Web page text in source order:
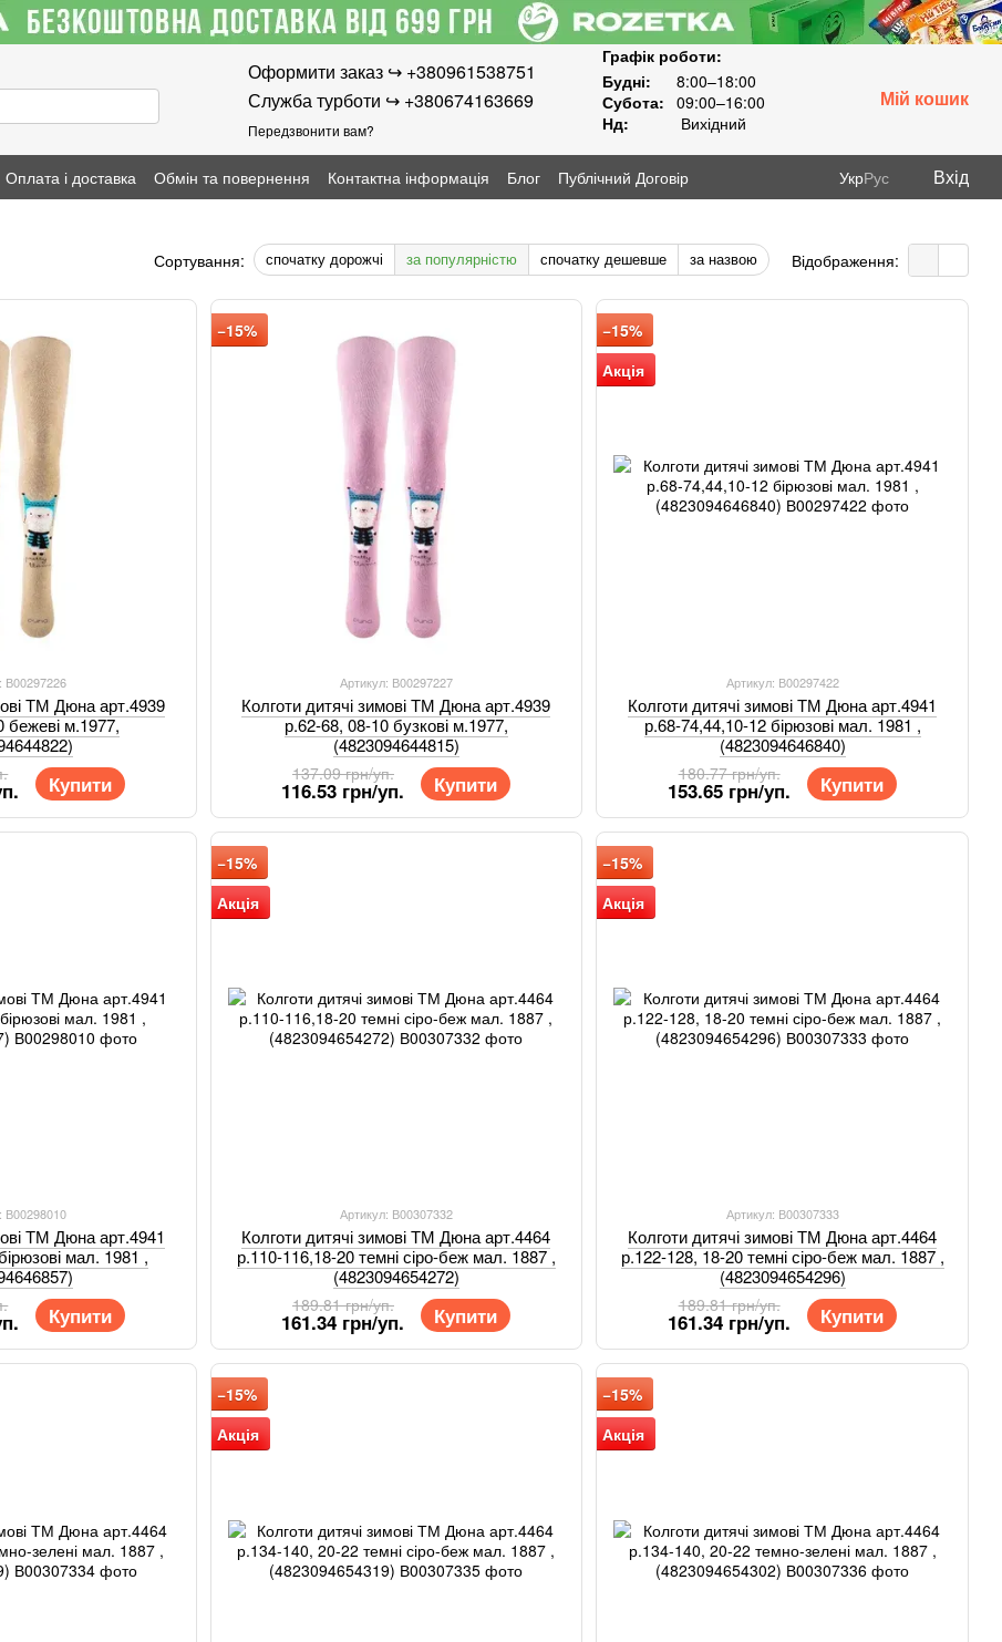
Оформити заказ ↪︎ +380961538751
Служба турботи ↪︎ +380674163669
Передзвонити вам?
Графік роботи:
Будні:
8:00–18:00
Субота: 09:00–16:00
Нд:
Вихідний
Мій кошик
Оплата і доставка Обмін та повернення Контактна інформація Блог
Публічний Договір
УкрРус Вхід
Сортування: спочатку дорожчі за популярністю спочатку дешевше за назвою Відображення:
В00297226
ТМ Дюна арт.4939
бежеві м.1977,
Купити
−15%
Артикул: В00297227
Колготи дитячі зимові ТМ Дюна арт.4939
р.62-68, 08-10 бузкові м.1977,
(4823094644815)
137.09 грн/уп.
116.53 грн/уп. Купити
−15%
Акція
Артикул: В00297422
Колготи дитячі зимові ТМ Дюна арт.4941
р.68-74,44,10-12 бірюзові мал. 1981 ,
(4823094646840)
180.77 грн/уп.
153.65 грн/уп. Купити
В00298010
ТМ Дюна арт.4941
мал. 1981 ,
Купити
−15%
Акція
Артикул: В00307332
Колготи дитячі зимові ТМ Дюна арт.4464
р.110-116,18-20 темні сіро-беж мал. 1887 ,
(4823094654272)
189.81 грн/уп.
161.34 грн/уп. Купити
−15%
Акція
Артикул: В00307333
Колготи дитячі зимові ТМ Дюна арт.4464
р.122-128, 18-20 темні сіро-беж мал. 1887 ,
(4823094654296)
189.81 грн/уп.
161.34 грн/уп. Купити
−15%
Акція
−15%
Акція